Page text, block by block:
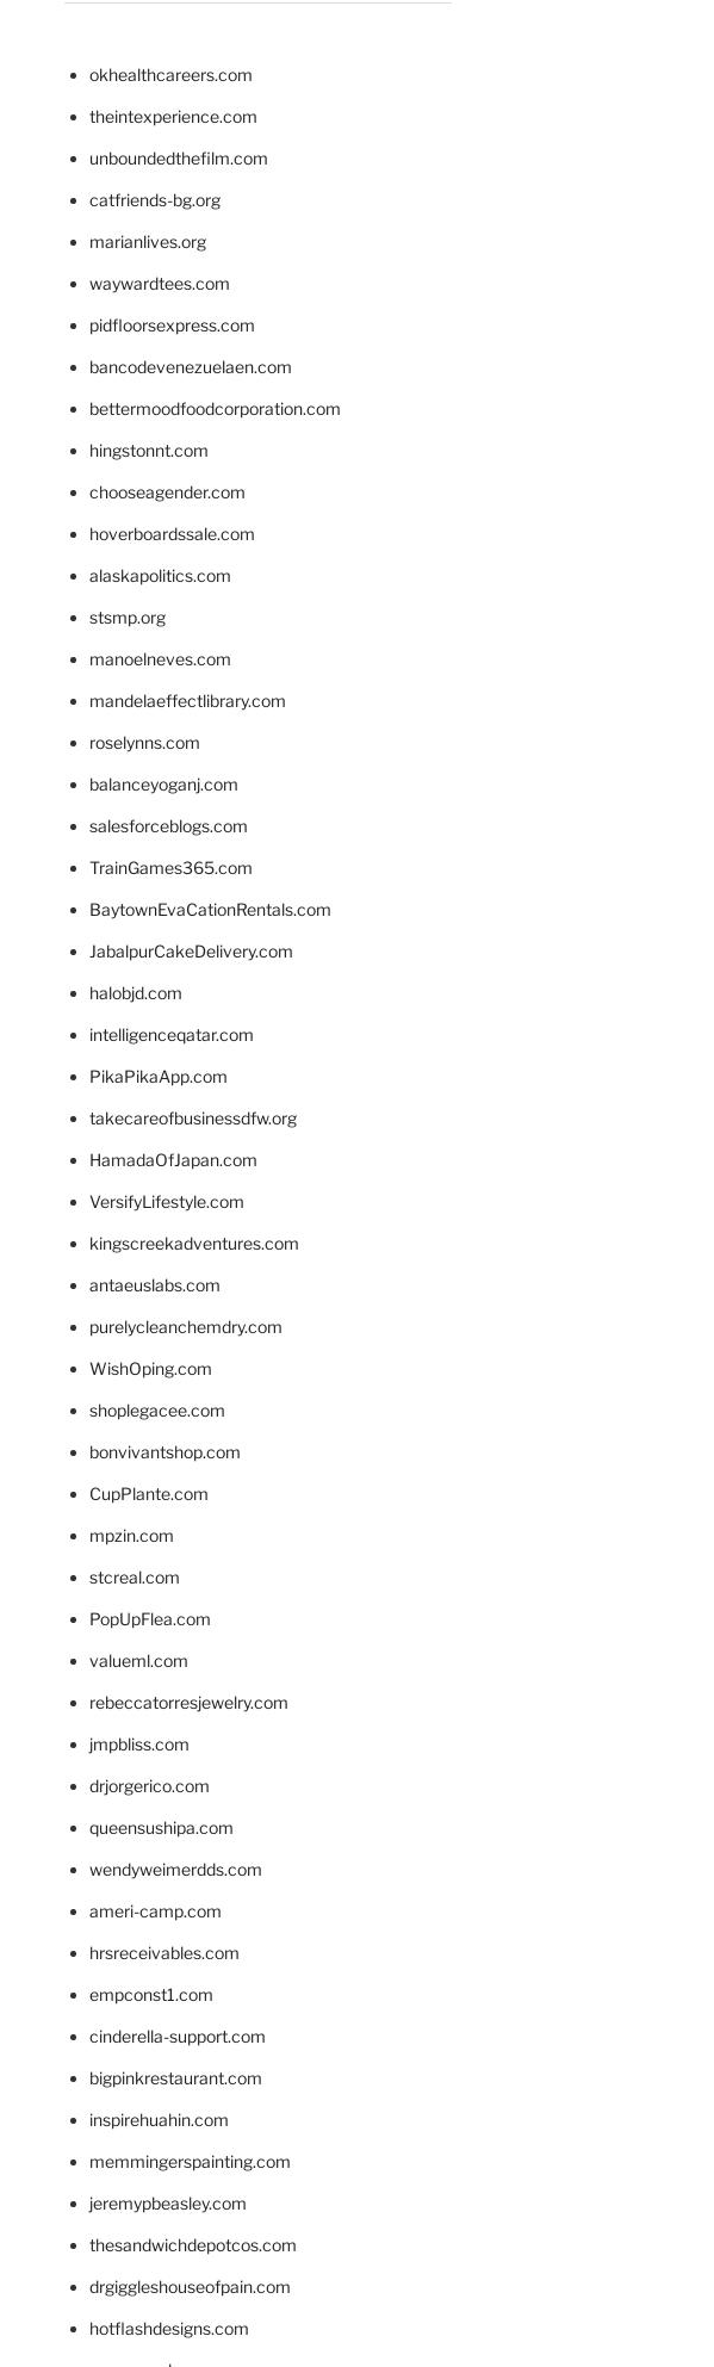
okhealthcareers.com
theintexperience.com
unboundedthefilm.com
catfriends-bg.org
marianlives.org
waywardtees.com
pidfloorsexpress.com
bancodevenezuelaen.com
bettermoodfoodcorporation.com
hingstonnt.com
chooseagender.com
hoverboardssale.com
alaskapolitics.com
stsmp.org
manoelneves.com
mandelaeffectlibrary.com
roselynns.com
balanceyoganj.com
salesforceblogs.com
TrainGames365.com
BaytownEvaCationRentals.com
JabalpurCakeDelivery.com
halobjd.com
intelligenceqatar.com
PikaPikaApp.com
takecareofbusinessdfw.org
HamadaOfJapan.com
VersifyLifestyle.com
kingscreekadventures.com
antaeuslabs.com
purelycleanchemdry.com
WishOping.com
shoplegacee.com
bonvivantshop.com
CupPlante.com
mpzin.com
stcreal.com
PopUpFlea.com
valueml.com
rebeccatorresjewelry.com
jmpbliss.com
drjorgerico.com
queensushipa.com
wendyweimerdds.com
ameri-camp.com
hrsreceivables.com
empconst1.com
cinderella-support.com
bigpinkrestaurant.com
inspirehuahin.com
memmingerspainting.com
jeremypbeasley.com
thesandwichdepotcos.com
drgiggleshouseofpain.com
hotflashdesigns.com